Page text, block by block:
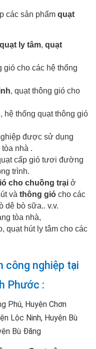
các sản phẩm quạt
quạt ly tâm, quạt
gió cho các hệ thống
, quạt thông gió cho
, hệ thống quạt thông gió
được sử dụng
nhà .
cấp gió tươi đường
trình.
cho chuồng trại ở
và thông gió cho các
dê bò sữa.. v.v.
tòa nhà,
quạt hút ly tâm cho các
công nghiệp tại
Phước :
Phú, Huyện Chơn
Lộc Ninh, Huyện Bù
Bù Đăng